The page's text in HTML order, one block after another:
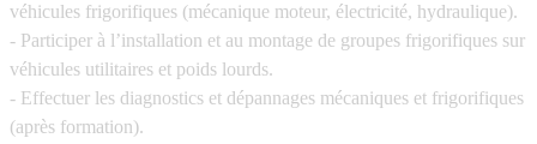
véhicules frigorifiques (mécanique moteur, électricité, hydraulique).
- Participer à l’installation et au montage de groupes frigorifiques sur
véhicules utilitaires et poids lourds.
- Effectuer les diagnostics et dépannages mécaniques et frigorifiques
(après formation).